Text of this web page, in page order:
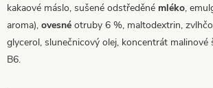
kakaové máslo, sušené odstředěné mléko,
aroma), ovesné otruby 6 %, maltodextrin,
glycerol, slunečnicový olej, koncentrát malinové
B6.